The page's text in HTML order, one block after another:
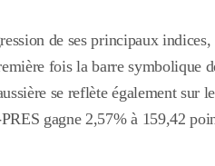
de ses principaux
fois la barre symbolique
se reflète également sur
gagne 2,57% à 159,42